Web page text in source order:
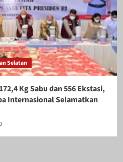
Selatan
Kg Sabu dan 556 Ekstasi,
Internasional Selamatkan